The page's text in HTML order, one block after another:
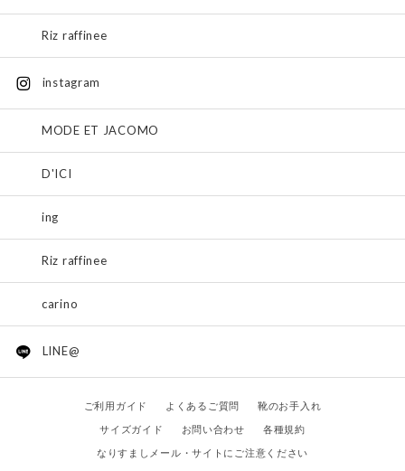
Riz raffinee
instagram
MODE ET JACOMO
D'ICI
ing
Riz raffinee
carino
LINE@
ご利用ガイド よくあるご質問
靴のお手入れ
サイズガイド
お問い合わせ
各種規約
なりすましメール・サイトにご注意ください